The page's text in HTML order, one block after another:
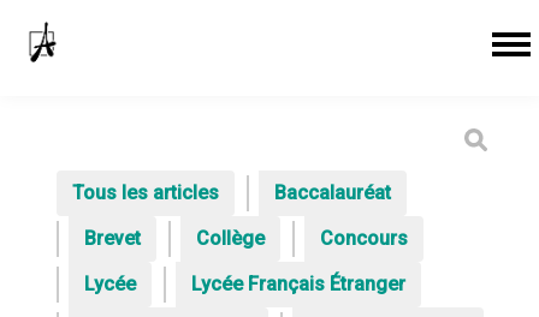
Tous les articles
Baccalauréat
Brevet
Collège
Concours
Lycée
Lycée Français Étranger